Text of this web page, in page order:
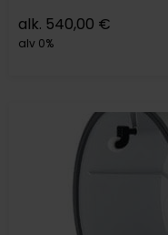
alk. 540,00 €
alv 0%